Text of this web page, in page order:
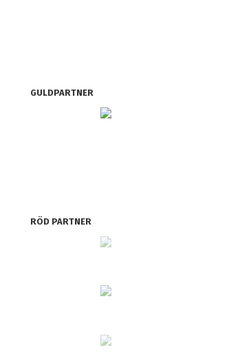
GULDPARTNER
RÖD PARTNER